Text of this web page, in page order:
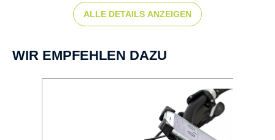
Scheibenbremse hydr.
ALLE DETAILS ANZEIGEN
WIR EMPFEHLEN DAZU